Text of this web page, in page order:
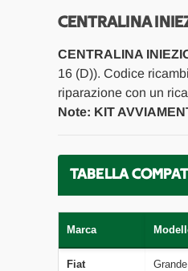
CENTRALINA
CENTRALINA
16 (D)). Codice
riparazione con un
Note: KIT
TABELLA
Marca
Fiat